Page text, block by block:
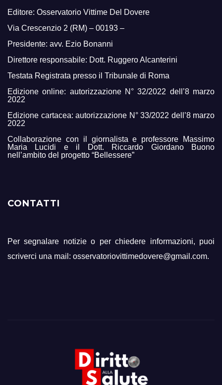
Editore: Osservatorio Vittime Del Dovere
Via Crescenzio 2 (RM) – 00193 –
Presidente: avv. Ezio Bonanni
Direttore responsabile: Dott. Ruggero Alcanterini
Testata Registrata presso il Tribunale di Roma
Edizione online: autorizzazione N° 32/2022 dell’8 marzo
2022
Edizione cartacea: autorizzazione N° 33/2022 dell’8 marzo
2022
Collaborazione con il giornalista e professore Massimo
Maria Lucidi e il Dott. Riccardo Giordano Buono
nell’ambito del progetto “Bellessere”
CONTATTI
Per segnalare notizie o per chiedere informazioni, puoi
scriverci una mail: osservatoriovittimedovere@gmail.com.